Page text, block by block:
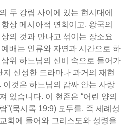
두 강림 사이에 있는 현시대에
상 메시아적 연회이고, 왕국의
의 것과 만나고 섞이는 장소요
배는 인류와 자연과 시간으로 하
위 하느님의 신비 속으로 들어가
신성한 드라마나 과거의 재현
이것은 하느님의 감싸 안는 사랑
있습니다. 이 현존은 “어린 양의
”(묵시록 19:9) 모두를, 즉 세례성
회에 들어와 그리스도와 성령을